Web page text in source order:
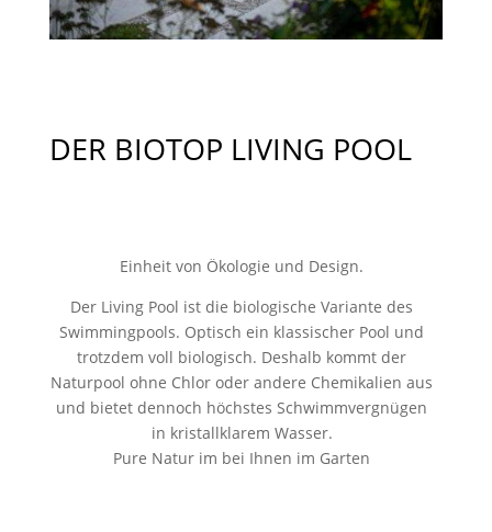
DER BIOTOP LIVING POOL
Einheit von Ökologie und Design.
Der Living Pool ist die biologische Variante des
Swimmingpools. Optisch ein klassischer Pool und
trotzdem voll biologisch. Deshalb kommt der
Naturpool ohne Chlor oder andere Chemikalien aus
und bietet dennoch höchstes Schwimmvergnügen
in kristallklarem Wasser.
Pure Natur im bei Ihnen im Garten